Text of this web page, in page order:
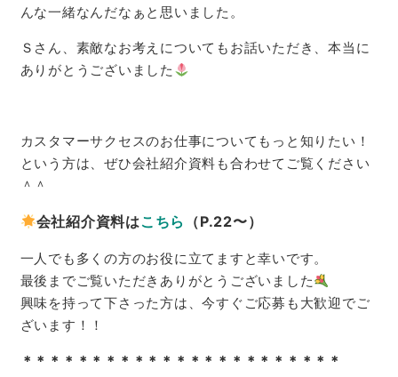
んな一緒なんだなぁと思いました。
Ｓさん、素敵なお考えについてもお話いただき、本当に
ありがとうございました
カスタマーサクセスのお仕事についてもっと知りたい！
という方は、ぜひ会社紹介資料も合わせてご覧ください
＾＾
会社紹介資料はこちら （P.22〜）
一人でも多くの方のお役に立てますと幸いです。
最後までご覧いただきありがとうございました
興味を持って下さった方は、今すぐご応募も大歓迎でご
ざいます！！
＊＊＊＊＊＊＊＊＊＊＊＊＊＊＊＊＊＊＊＊＊＊＊